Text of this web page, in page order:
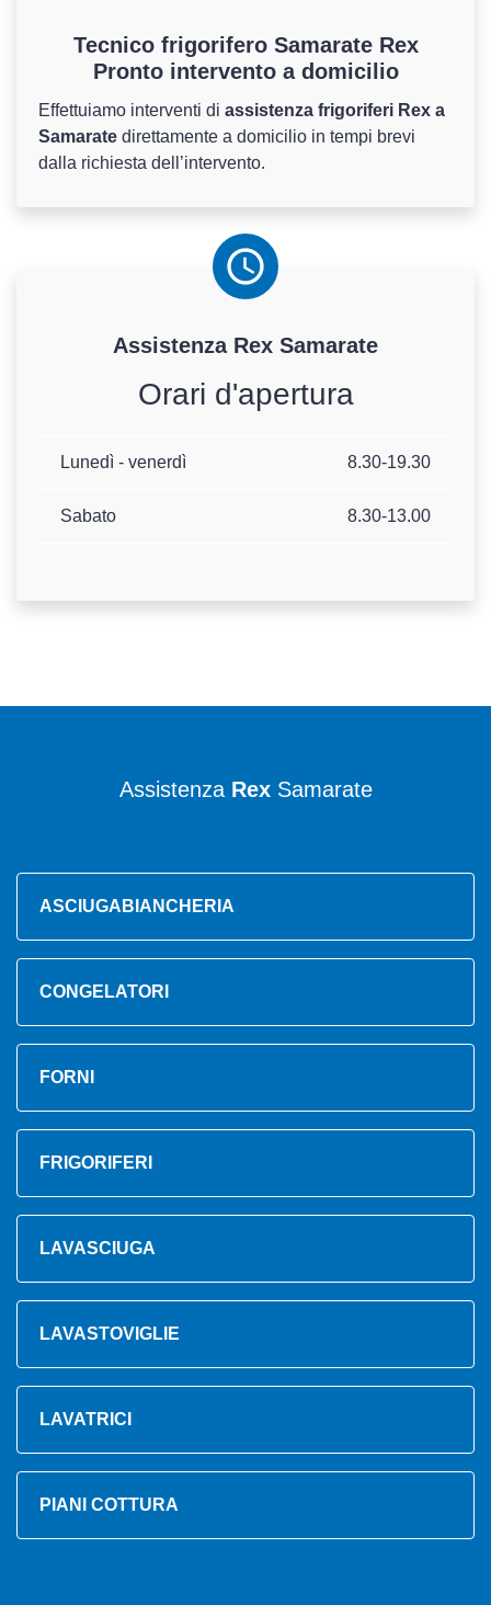
Tecnico frigorifero Samarate Rex
Pronto intervento a domicilio
Effettuiamo interventi di assistenza frigoriferi Rex a
Samarate direttamente a domicilio in tempi brevi
dalla richiesta dell’intervento.
Assistenza Rex Samarate
Orari d'apertura
Lunedì - venerdì 8.30-19.30
Sabato 8.30-13.00
Assistenza RexSamarate
ASCIUGABIANCHERIA
CONGELATORI
FORNI
FRIGORIFERI
LAVASCIUGA
LAVASTOVIGLIE
LAVATRICI
PIANI COTTURA